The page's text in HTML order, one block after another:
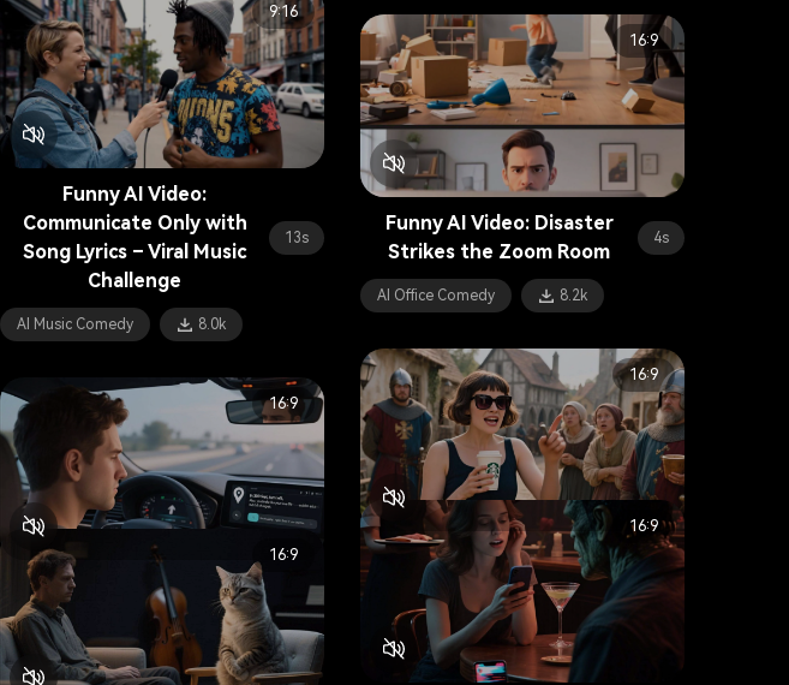
9:16
Funny AI Video:
Communicate Only with
Song Lyrics – Viral Music
Challenge
13s
AI Music Comedy 8.0k
16:9
Funny AI Video: Disaster
Strikes the Zoom Room
4s
AI Office Comedy 8.2k
16:9
Funny AI Video: Time-
Traveling Karen Adventures
AI Comedy 6.5k
16:9
Create Funny Video: Overly
Honest GPS Directions
10s
AI Tech Comedy 19.1k
16:9
16:9